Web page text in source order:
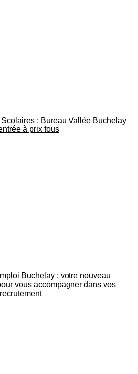
Scolaires : Bureau Vallée Buchelay
à prix fous
Buchelay : votre nouveau
vous accompagner dans vos